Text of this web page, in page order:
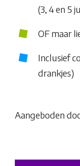
(3, 4 en 5
OF maar
Inclusief
drankjes)
Aangeboden